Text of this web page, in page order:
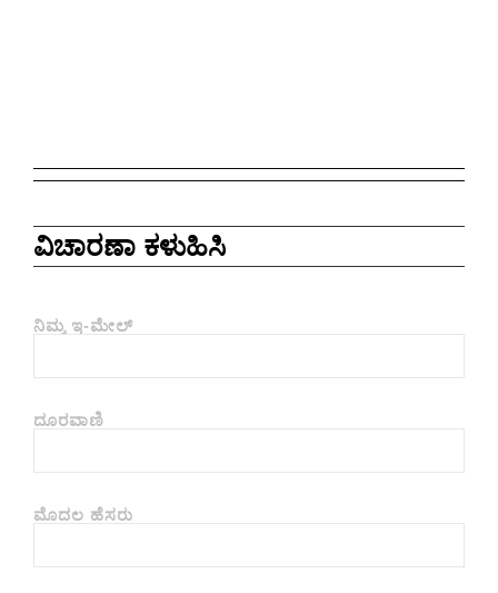
ವಿಚಾರಣಾ ಕಳುಹಿಸಿ
ನಿಮ್ಮ ಇ-ಮೇಲ್
ದೂರವಾಣಿ
ಮೊದಲ ಹೆಸರು